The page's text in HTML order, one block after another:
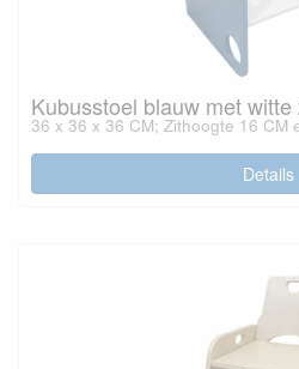
Kubusstoel blauw met
36 x 36 x 36 CM; Zithoogte 16 CM
Details